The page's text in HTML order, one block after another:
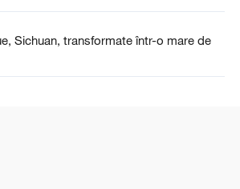
Sichuan, transformate într-o mare de